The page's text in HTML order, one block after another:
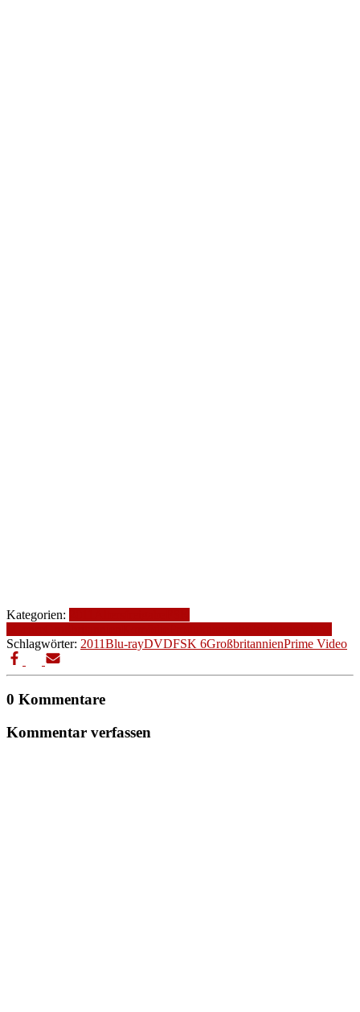
Kategorien:
Schlagwörter: 2011Blu-rayDVDFSK 6GroßbritannienPrime Video
0 Kommentare
Kommentar verfassen